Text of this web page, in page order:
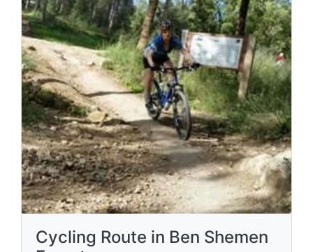
Cycling Route in Ben Shemen